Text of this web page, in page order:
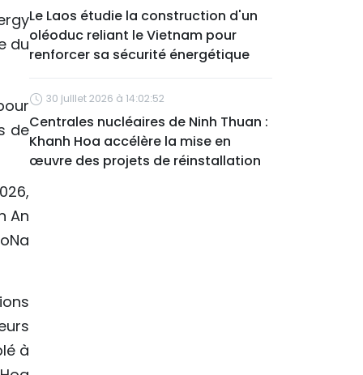
du
de
An
à
Le Laos étudie la construction d'un
oléoduc reliant le Vietnam pour
renforcer sa sécurité énergétique
30 juillet 2026 à 14:02:52
Centrales nucléaires de Ninh Thuan :
Khanh Hoa accélère la mise en
œuvre des projets de réinstallation